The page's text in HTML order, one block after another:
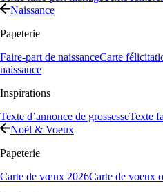
Naissance
Papeterie
Faire-part de naissanceCarte
naissance
Inspirations
Texte d’annonce de grossesseTexte
Noël & Voeux
Papeterie
Carte de vœux 2026Carte de voeux